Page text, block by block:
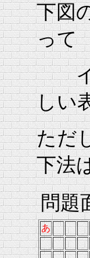
下図
って
イ＝
しい
ただ
下法
問題
あ